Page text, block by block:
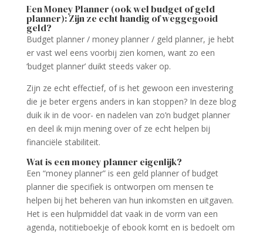
Een Money Planner (ook wel budget of geld
planner): Zijn ze echt handig of weggegooid
geld?
Budget planner / money planner / geld planner, je hebt
er vast wel eens voorbij zien komen, want zo een
‘budget planner’ duikt steeds vaker op.
Zijn ze echt effectief, of is het gewoon een investering
die je beter ergens anders in kan stoppen? In deze blog
duik ik in de voor- en nadelen van zo’n budget planner
en deel ik mijn mening over of ze echt helpen bij
financiële stabiliteit.
Wat is een money planner eigenlijk?
Een “money planner” is een geld planner of budget
planner die specifiek is ontworpen om mensen te
helpen bij het beheren van hun inkomsten en uitgaven.
Het is een hulpmiddel dat vaak in de vorm van een
agenda, notitieboekje of ebook komt en is bedoelt om